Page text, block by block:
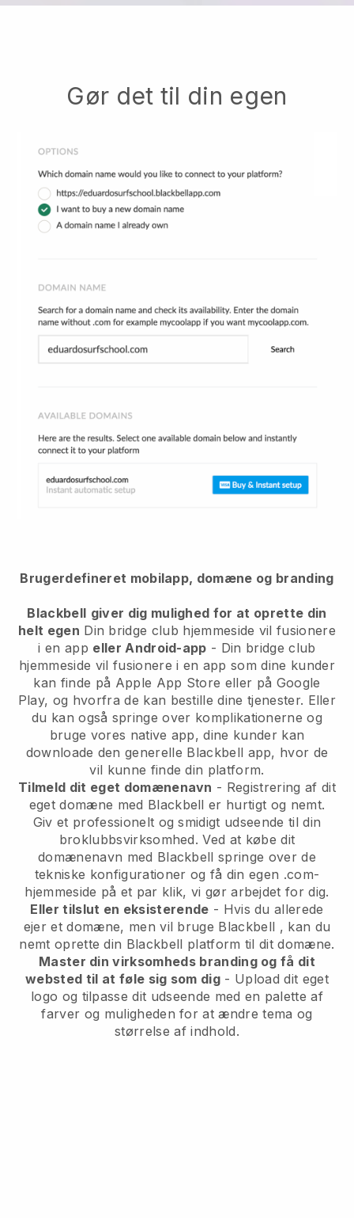
Gør det til din egen
Brugerdefineret mobilapp, domæne og branding
Blackbell giver dig mulighed for at oprette din
helt egen Din bridge club hjemmeside vil fusionere
i en app eller Android-app - Din bridge club
hjemmeside vil fusionere i en app som dine kunder
kan finde på Apple App Store eller på Google
Play, og hvorfra de kan bestille dine tjenester. Eller
du kan også springe over komplikationerne og
bruge vores native app, dine kunder kan
downloade den generelle Blackbell app, hvor de
vil kunne finde din platform.
Tilmeld dit eget domænenavn - Registrering af dit
eget domæne med Blackbell er hurtigt og nemt.
Giv et professionelt og smidigt udseende til din
broklubbsvirksomhed. Ved at købe dit
domænenavn med Blackbell springe over de
tekniske konfigurationer og få din egen .com-
hjemmeside på et par klik, vi gør arbejdet for dig.
Eller tilslut en eksisterende - Hvis du allerede
ejer et domæne, men vil bruge Blackbell , kan du
nemt oprette din Blackbell platform til dit domæne.
Master din virksomheds branding og få dit
websted til at føle sig som dig - Upload dit eget
logo og tilpasse dit udseende med en palette af
farver og muligheden for at ændre tema og
størrelse af indhold.